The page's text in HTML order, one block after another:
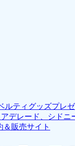
ルティグッズプレ
デレード、シド
＆販売サイト